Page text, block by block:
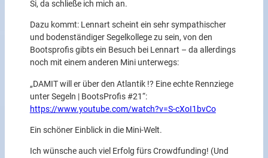
Si, da schließe ich mich an.
Dazu kommt: Lennart scheint ein sehr sympathischer
und bodenständiger Segelkollege zu sein, von den
Bootsprofis gibts ein Besuch bei Lennart – da allerdings
noch mit einem anderen Mini unterwegs:
„DAMIT will er über den Atlantik !? Eine echte Rennziege
unter Segeln | BootsProfis #21“:
https://www.youtube.com/watch?v=S-cXoI1bvCo
Ein schöner Einblick in die Mini-Welt.
Ich wünsche auch viel Erfolg fürs Crowdfunding! (Und